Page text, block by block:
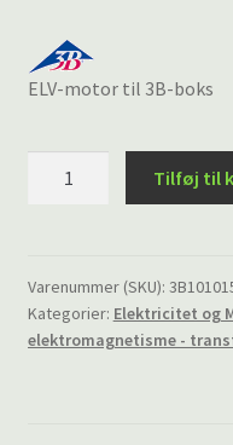
ELV-motor til 3B-boks
boks
antal
Tilføj til
Varenummer (SKU):
Kategorier: Elektricitet og
elektromagnetisme -